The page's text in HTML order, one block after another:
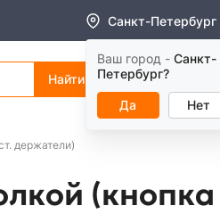
Санкт-Петербург
Ваш город - Санкт-
Петербург?
Да Нет
8 (800) 550-
Заказать звонок
держатели)